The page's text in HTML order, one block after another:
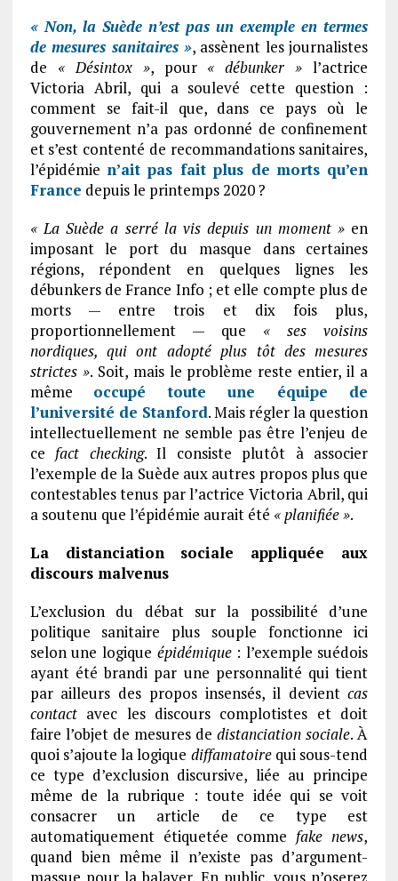
« Non, la Suède n’est pas un exemple en termes
de mesures sanitaires », assènent les journalistes
de « Désintox », pour « débunker »l’actrice
Victoria Abril, qui a soulevé cette question :
comment se fait-il que, dans ce pays où le
gouvernement n’a pas ordonné de confinement
et s’est contenté de recommandations sanitaires,
l’épidémie n’ait pas fait plus de morts qu’en
France depuis le printemps 2020 ?
« La Suède a serré la vis depuis un moment » en
imposant le port du masque dans certaines
régions, répondent en quelques lignes les
débunkers de France Info ; et elle compte plus de
morts — entre trois et dix fois plus,
proportionnellement — que « ses voisins
nordiques, qui ont adopté plus tôt des mesures
strictes ». Soit, mais le problème reste entier, il a
même occupé toute une équipe de
l’université de Stanford. Mais régler la question
intellectuellement ne semble pas être l’enjeu de
ce fact checking. Il consiste plutôt à associer
l’exemple de la Suède aux autres propos plus que
contestables tenus par l’actrice Victoria Abril, qui
a soutenu que l’épidémie aurait été « planifiée ».
La distanciation sociale appliquée aux
discours malvenus
L’exclusion du débat sur la possibilité d’une
politique sanitaire plus souple fonctionne ici
selon une logique épidémique : l’exemple suédois
ayant été brandi par une personnalité qui tient
par ailleurs des propos insensés, il devientcas
contact avec les discours complotistes et doit
faire l’objet de mesures dedistanciation sociale. À
quoi s’ajoute la logique diffamatoire qui sous-tend
ce type d’exclusion discursive, liée au principe
même de la rubrique : toute idée qui se voit
consacrer un article de ce type est
automatiquement étiquetée comme fake news,
quand bien même il n’existe pas d’argument-